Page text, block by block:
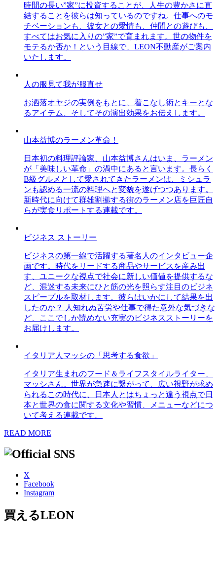
時間の長い”家”に投資することが、人生の豊かさに直
結することを彼らは知っているのですね。仕事へのモ
チベーションも、彼女との愛情も、仲間との遊びも、
すべてはお気に入りの”家”で育まれます。世の物件を
モテるか否か！という目線で、LEON不動産がご案内
いたします。
人の服見て我が服直せ
お洒落オヤジの実例をもとに、着こなし術とキーとな
るアイテム、そしてその演出効果をお伝えします。
山本益博のラーメン革命！
日本初の料理評論家、山本益博さんはいま、ラーメン
が「美味しい革命」の渦中にあると言います。長らく
B級グルメとして愛されてきたラーメンは、ミシュラ
ンも認める一流の料理へと変貌を遂げつつあります。
新時代に向けて群雄割拠する街のラーメン店を巨匠自
らが実食リポートする連載です。
ビジネス ストーリー
ビジネスの第一線で活躍する著名人のインタビュー企
画です。時代をリードする商品やサービスを産み出
す、ユニークな視点で社会に新しい価値を提供するな
ど、混迷する未来にひと筋の光を照らす注目のビジネ
スピープルを取材します。彼らはいかにして結果を出
したのか？ 人知れぬ苦労や仕事で得た意外な気づきな
ど、ここでしか読めない充実のビジネスストーリーを
お届けします。
イタリア人マッシの「思考する食欲」
イタリア生まれのフード＆ライフスタイルライター、
マッシさん。世界が急速に繋がって、広い視野が求め
られるこの時代に、日本人とはちょっと違う視点で日
本と世界の食に関する文化や習慣、メニューなどにつ
いて考える連載です。
READ MORE
X
Facebook
Instagram
買えるLEON